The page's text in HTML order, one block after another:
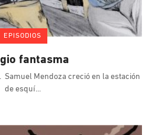
EPISODIOS
fantasma
Samuel Mendoza creció en la estación
de esquí